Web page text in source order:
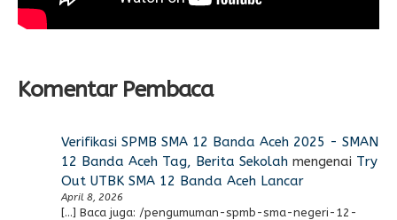
Komentar Pembaca
Verifikasi SPMB SMA 12 Banda Aceh 2025 - SMAN
12 Banda Aceh Tag, Berita Sekolahmengenai Try
Out UTBK SMA 12 Banda Aceh Lancar
April 8, 2026
[…] Baca juga: /pengumuman-spmb-sma-negeri-12-